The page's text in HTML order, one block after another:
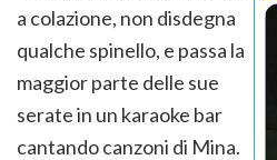
a colazione, non disdegna
qualche spinello, e passa la
maggior parte delle sue
serate in un karaoke bar
cantando canzoni di Mina.